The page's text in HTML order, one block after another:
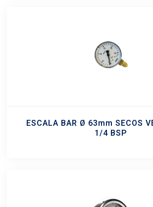
ESCALA BAR Ø 63mm SECOS
1/4 BSP